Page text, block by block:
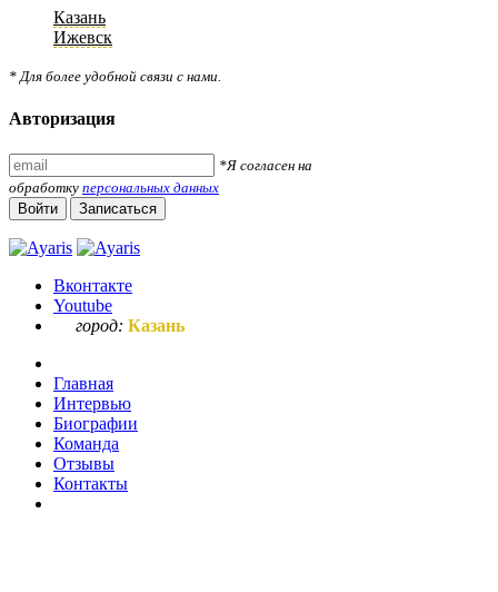
Казань
Ижевск
* Для более удобной связи с нами.
Авторизация
*Я согласен на
обработку персональных данных
Войти
Записаться
Вконтакте
Youtube
город: Казань
Главная
Интервью
Биографии
Команда
Отзывы
Контакты